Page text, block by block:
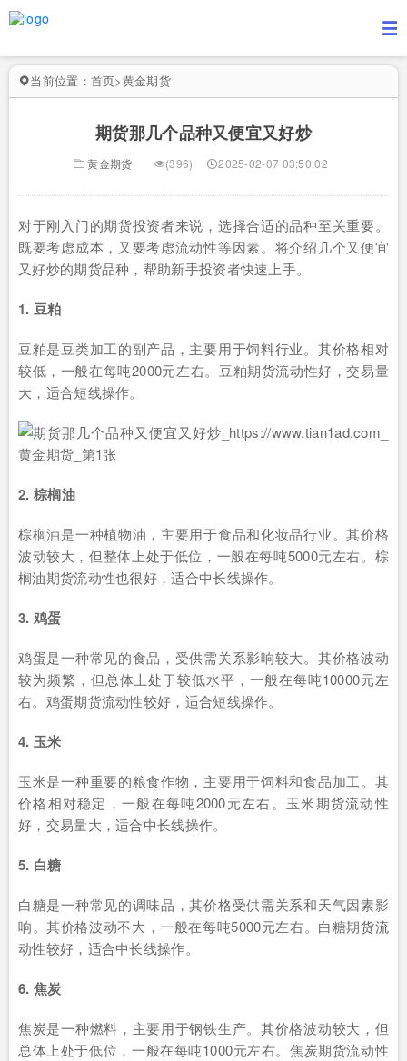
当前位置： 首页>黄金期货
期货那几个品种又便宜又好炒
黄金期货 (396) 2025-02-07 03:50:02
对于刚入门的期货投资者来说，选择合适的品种至关重要。
既要考虑成本，又要考虑流动性等因素。将介绍几个又便宜
又好炒的期货品种，帮助新手投资者快速上手。
1. 豆粕
豆粕是豆类加工的副产品，主要用于饲料行业。其价格相对
较低，一般在每吨2000元左右。豆粕期货流动性好，交易量
大，适合短线操作。
2. 棕榈油
棕榈油是一种植物油，主要用于食品和化妆品行业。其价格
波动较大，但整体上处于低位，一般在每吨5000元左右。棕
榈油期货流动性也很好，适合中长线操作。
3. 鸡蛋
鸡蛋是一种常见的食品，受供需关系影响较大。其价格波动
较为频繁，但总体上处于较低水平，一般在每吨10000元左
右。鸡蛋期货流动性较好，适合短线操作。
4. 玉米
玉米是一种重要的粮食作物，主要用于饲料和食品加工。其
价格相对稳定，一般在每吨2000元左右。玉米期货流动性
好，交易量大，适合中长线操作。
5. 白糖
白糖是一种常见的调味品，其价格受供需关系和天气因素影
响。其价格波动不大，一般在每吨5000元左右。白糖期货流
动性较好，适合中长线操作。
6. 焦炭
焦炭是一种燃料，主要用于钢铁生产。其价格波动较大，但
总体上处于低位，一般在每吨1000元左右。焦炭期货流动性